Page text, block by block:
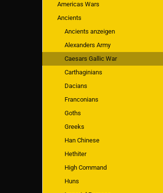
Americas Wars
Ancients
Ancients anzeigen
Alexanders Army
Caesars Gallic War
Carthaginians
Dacians
Franconians
Goths
Greeks
Han Chinese
Hethiter
High Command
Huns